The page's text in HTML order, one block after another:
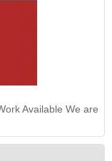
Available We are